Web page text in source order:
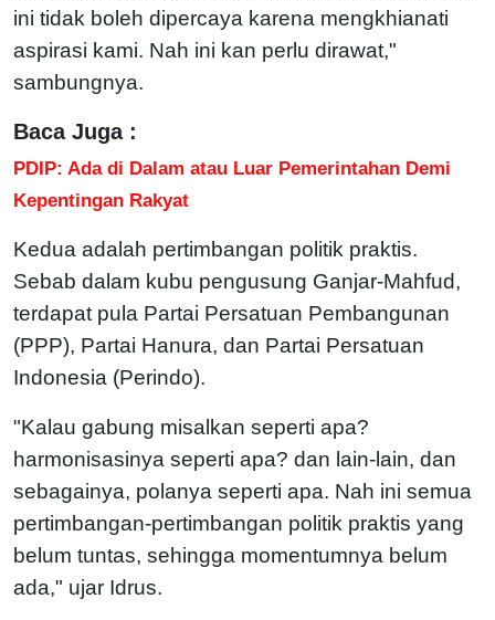
ini tidak boleh dipercaya karena mengkhianati
aspirasi kami. Nah ini kan perlu dirawat,"
sambungnya.
Baca Juga :
PDIP: Ada di Dalam atau Luar Pemerintahan Demi
Kepentingan Rakyat
Kedua adalah pertimbangan politik praktis.
Sebab dalam kubu pengusung Ganjar-Mahfud,
terdapat pula Partai Persatuan Pembangunan
(PPP), Partai Hanura, dan Partai Persatuan
Indonesia (Perindo).
"Kalau gabung misalkan seperti apa?
harmonisasinya seperti apa? dan lain-lain, dan
sebagainya, polanya seperti apa. Nah ini semua
pertimbangan-pertimbangan politik praktis yang
belum tuntas, sehingga momentumnya belum
ada," ujar Idrus.